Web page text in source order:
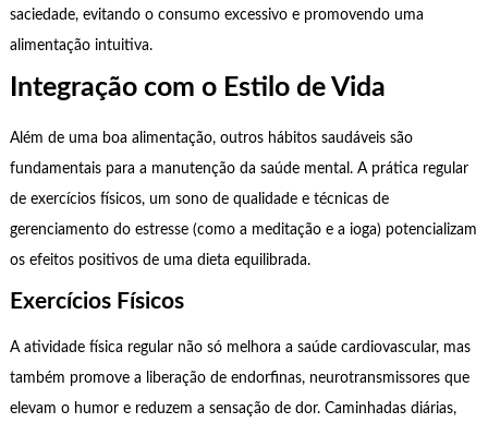
saciedade, evitando o consumo excessivo e promovendo uma
alimentação intuitiva.
Integração com o Estilo de Vida
Além de uma boa alimentação, outros hábitos saudáveis são
fundamentais para a manutenção da saúde mental. A prática regular
de exercícios físicos, um sono de qualidade e técnicas de
gerenciamento do estresse (como a meditação e a ioga) potencializam
os efeitos positivos de uma dieta equilibrada.
Exercícios Físicos
A atividade física regular não só melhora a saúde cardiovascular, mas
também promove a liberação de endorfinas, neurotransmissores que
elevam o humor e reduzem a sensação de dor. Caminhadas diárias,